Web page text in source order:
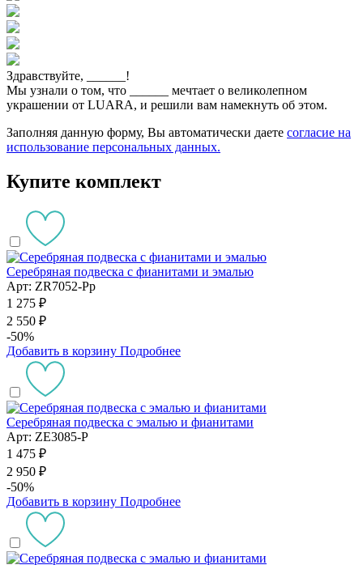
Здравствуйте,
!
Мы узнали о том, что
мечтает о великолепном
украшении от LUARA, и решили вам намекнуть об этом.
Заполняя данную форму, Вы автоматически даете согласие на
использование персональных данных.
Купите комплект
Серебряная подвеска с фианитами и эмалью
Арт: ZR7052-Pp
1 275 ₽
2 550 ₽
-50%
Добавить в корзину Подробнее
Серебряная подвеска с эмалью и фианитами
Арт: ZE3085-P
1 475 ₽
2 950 ₽
-50%
Добавить в корзину Подробнее